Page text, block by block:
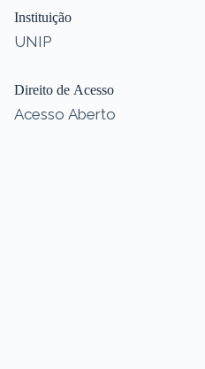
Instituição
UNIP
Direito de Acesso
Acesso Aberto